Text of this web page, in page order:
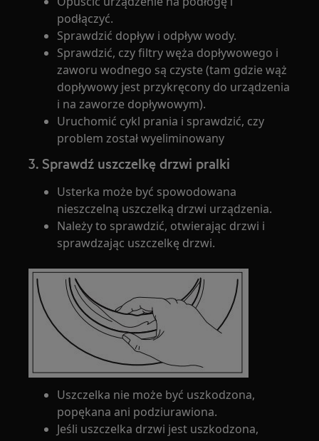
podłączyć.
Sprawdzić dopływ i odpływ wody.
Sprawdzić, czy filtry węża dopływowego i
zaworu wodnego są czyste (tam gdzie wąż
dopływowy jest przykręcony do urządzenia
i na zaworze dopływowym).
Uruchomić cykl prania i sprawdzić, czy
problem został wyeliminowany
3. Sprawdź uszczelkę drzwi pralki
Usterka może być spowodowana
nieszczelną uszczelką drzwi urządzenia.
Należy to sprawdzić, otwierając drzwi i
sprawdzając uszczelkę drzwi.
Uszczelka nie może być uszkodzona,
popękana ani podziurawiona.
Jeśli uszczelka drzwi jest uszkodzona,